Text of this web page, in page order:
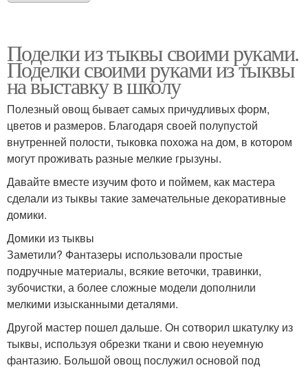
Поделки из тыквы своими руками.
Поделки своими руками из тыквы
на выставку в школу
Полезный овощ бывает самых причудливых форм,
цветов и размеров. Благодаря своей полупустой
внутренней полости, тыковка похожа на дом, в котором
могут проживать разные мелкие грызуны.
Давайте вместе изучим фото и поймем, как мастера
сделали из тыквы такие замечательные декоративные
домики.
Домики из тыквы
Заметили? Фантазеры использовали простые
подручные материалы, всякие веточки, травинки,
зубочистки, а более сложные модели дополнили
мелкими изысканными деталями.
Другой мастер пошел дальше. Он сотворил шкатулку из
тыквы, используя обрезки ткани и свою неуемную
фантазию. Большой овощ послужил основой под